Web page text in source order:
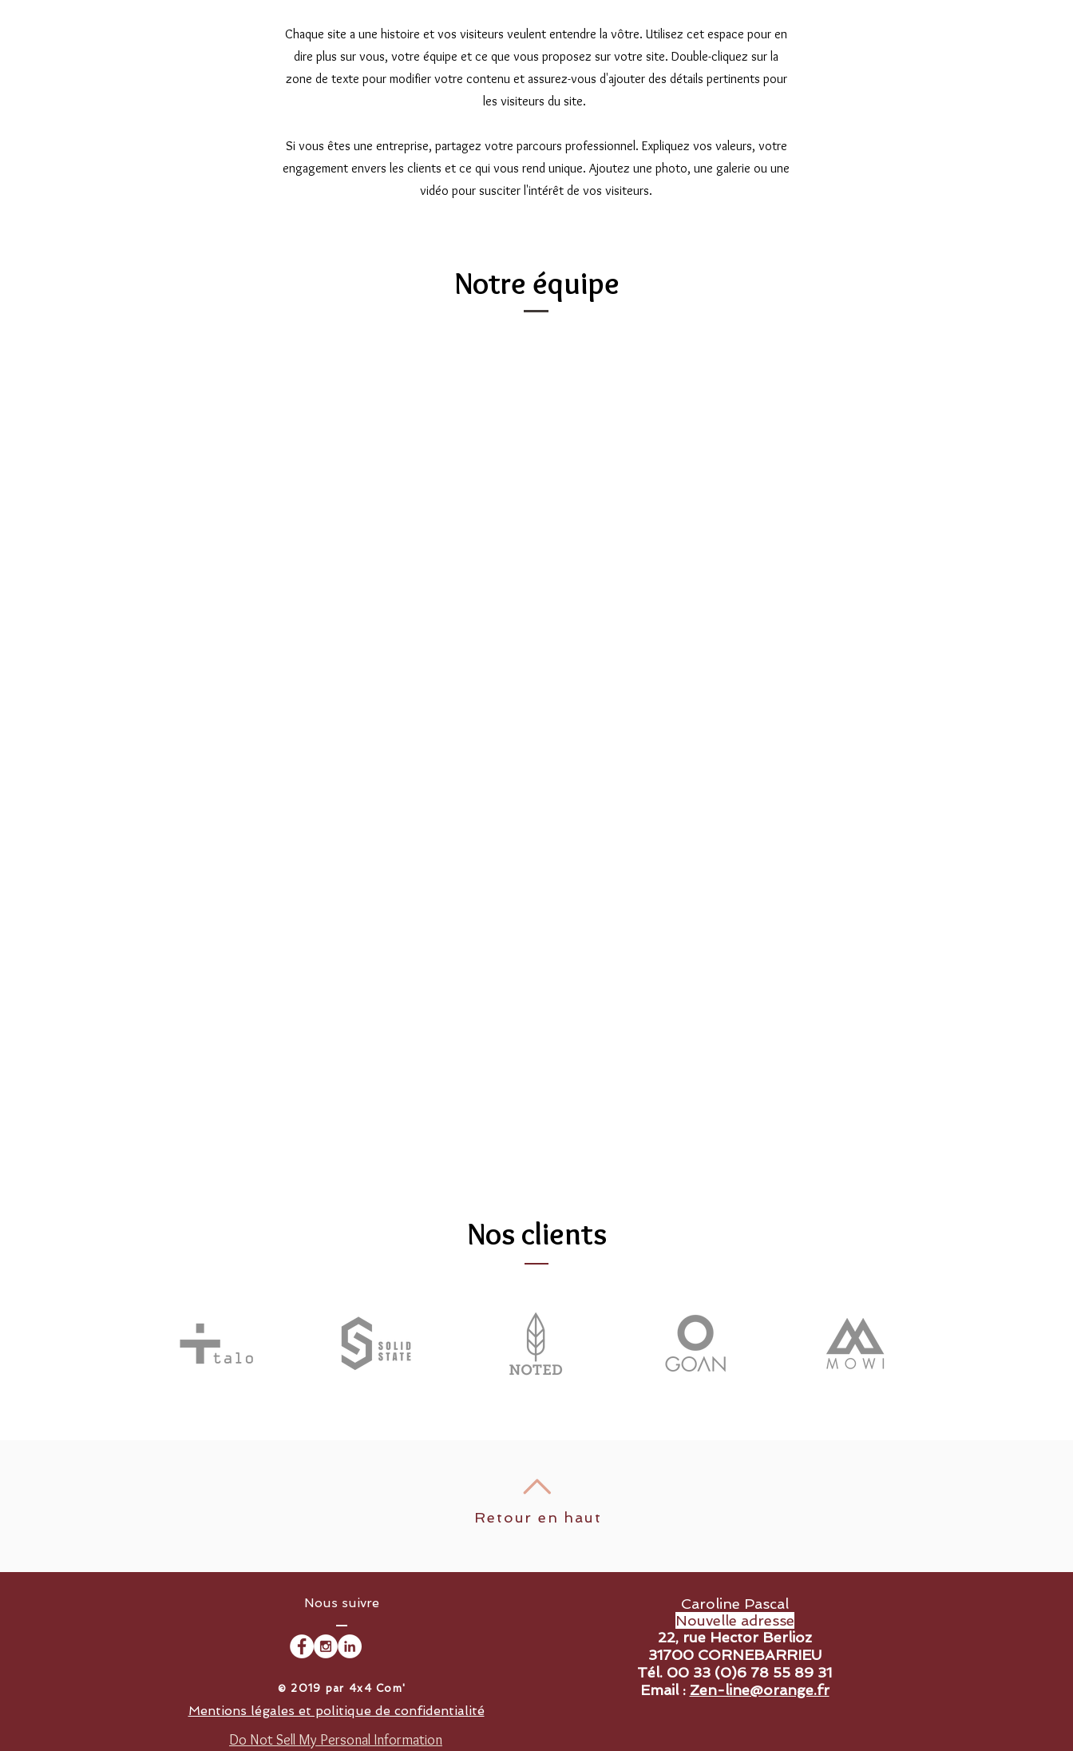
Chaque site a une histoire et vos visiteurs veulent entendre la vôtre. Utilisez cet espace pour en
dire plus sur vous, votre équipe et ce que vous proposez sur votre site. Double-cliquez sur la
zone de texte pour modifier votre contenu et assurez-vous d'ajouter des détails pertinents pour
les visiteurs du site. ​
Si vous êtes une entreprise, partagez votre parcours professionnel. Expliquez vos valeurs, votre
engagement envers les clients et ce qui vous rend unique. Ajoutez une photo, une galerie ou une
vidéo pour susciter l'intérêt de vos visiteurs.
Notre équipe
Nos clients
Retour en haut
Nous suivre
​© 2019 par 4x4 Com'
Mentions légales et politique de confidentialité
Do Not Sell My Personal Information
Caroline Pascal
Nouvelle adresse
22, rue Hector Berlioz
31700 CORNEBARRIEU
Tél. 00 33 (0)6 78 55 89 31
Email : Zen-line@orange.fr